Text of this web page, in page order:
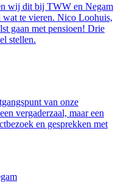
wij dit bij TWW en Negam
wat te vieren. Nico Loohuis,
gaan met pensioen! Drie
stellen.
van onze
vergaderzaal, maar een
en gesprekken met